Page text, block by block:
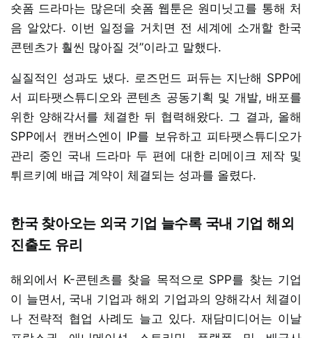
숏폼 드라마는 많은데 숏폼 웹툰은 원미닛고를 통해 처
음 알았다. 이번 일정을 거치면 전 세계에 소개할 한국
콘텐츠가 훨씬 많아질 것”이라고 말했다.
실질적인 성과도 냈다. 로즈먼드 퍼듀는 지난해 SPP에
서 피타팻스튜디오와 콘텐츠 공동기획 및 개발, 배포를
위한 양해각서를 체결한 뒤 협력해왔다. 그 결과, 올해
SPP에서 캔버스엔이 IP를 보유하고 피타팻스튜디오가
관리 중인 국내 드라마 두 편에 대한 리메이크 제작 및
튀르키예 배급 계약이 체결되는 성과를 올렸다.
한국 찾아오는 외국 기업 늘수록 국내 기업 해외
진출도 유리
해외에서 K-콘텐츠를 찾을 목적으로 SPP를 찾는 기업
이 늘면서, 국내 기업과 해외 기업과의 양해각서 체결이
나 전략적 협업 사례도 늘고 있다. 재담미디어는 이날